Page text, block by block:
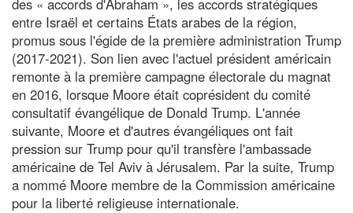
des « accords d'Abraham », les accords stratégiques
entre Israël et certains États arabes de la région,
promus sous l'égide de la première administration Trump
(2017-2021). Son lien avec l'actuel président américain
remonte à la première campagne électorale du magnat
en 2016, lorsque Moore était coprésident du comité
consultatif évangélique de Donald Trump. L'année
suivante, Moore et d'autres évangéliques ont fait
pression sur Trump pour qu'il transfère l'ambassade
américaine de Tel Aviv à Jérusalem. Par la suite, Trump
a nommé Moore membre de la Commission américaine
pour la liberté religieuse internationale.